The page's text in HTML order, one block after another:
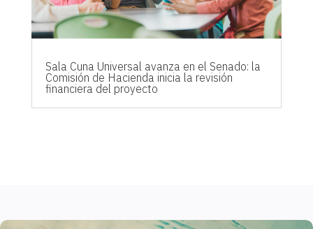
Sala Cuna Universal avanza en el Senado: la
Comisión de Hacienda inicia la revisión
financiera del proyecto